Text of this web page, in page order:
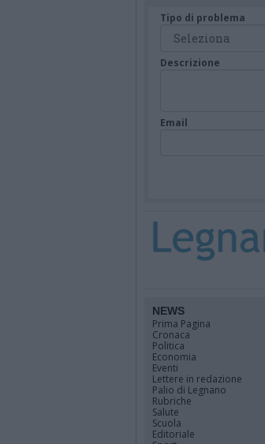
Tipo di problema
Descrizione
Email
NEWS
Prima Pagina
Cronaca
Politica
Economia
Eventi
Lettere in redazione
Palio di Legnano
Rubriche
Salute
Scuola
Editoriale